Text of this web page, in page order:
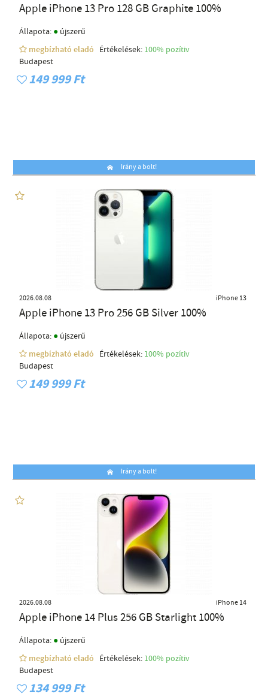
Apple iPhone 13 Pro 128 GB Graphite 100%
Állapota: ● újszerű
megbízható eladó
Értékelések: 100% pozítiv
Budapest
149 999 Ft
Irány a bolt!
2026.08.08 iPhone 13
Apple iPhone 13 Pro 256 GB Silver 100%
Állapota: ● újszerű
megbízható eladó
Értékelések: 100% pozítiv
Budapest
149 999 Ft
Irány a bolt!
2026.08.08 iPhone 14
Apple iPhone 14 Plus 256 GB Starlight 100%
Állapota: ● újszerű
megbízható eladó
Értékelések: 100% pozítiv
Budapest
134 999 Ft